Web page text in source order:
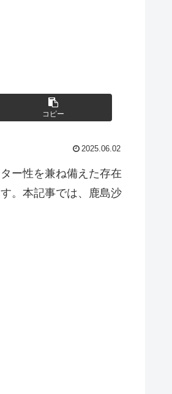
コピー
2025.06.02
ー性を兼ね備えた存在
。本記事では、鹿島沙